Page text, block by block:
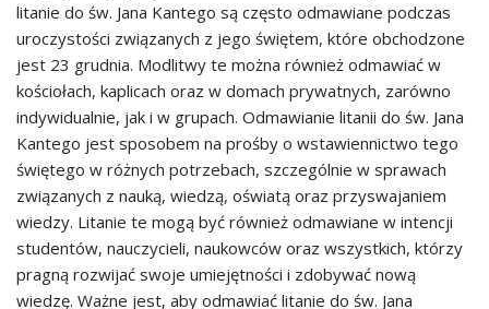
litanie do św. Jana Kantego są często odmawiane podczas
uroczystości związanych z jego świętem, które obchodzone
jest 23 grudnia. Modlitwy te można również odmawiać w
kościołach, kaplicach oraz w domach prywatnych, zarówno
indywidualnie, jak i w grupach. Odmawianie litanii do św. Jana
Kantego jest sposobem na prośby o wstawiennictwo tego
świętego w różnych potrzebach, szczególnie w sprawach
związanych z nauką, wiedzą, oświatą oraz przyswajaniem
wiedzy. Litanie te mogą być również odmawiane w intencji
studentów, nauczycieli, naukowców oraz wszystkich, którzy
pragną rozwijać swoje umiejętności i zdobywać nową
wiedzę. Ważne jest, aby odmawiać litanie do św. Jana